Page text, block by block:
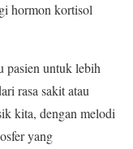
hormon kortisol
pasien untuk lebih
rasa sakit atau
kita, dengan melodi
yang